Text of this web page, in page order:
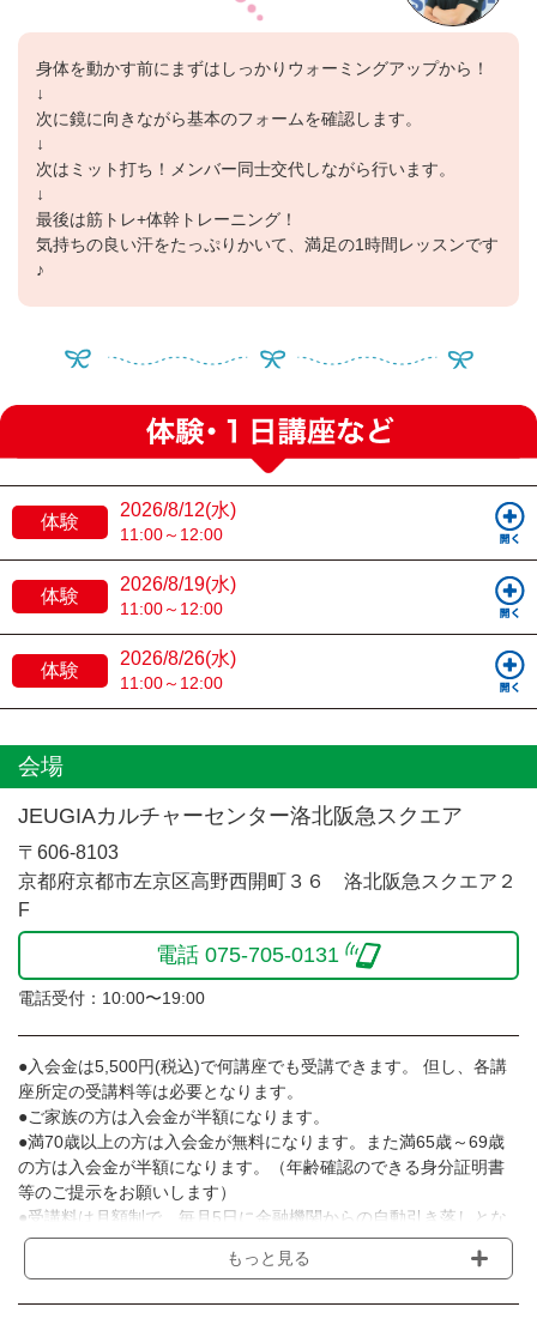
身体を動かす前にまずはしっかりウォーミングアップから！
↓
次に鏡に向きながら基本のフォームを確認します。
↓
次はミット打ち！メンバー同士交代しながら行います。
↓
最後は筋トレ+体幹トレーニング！
気持ちの良い汗をたっぷりかいて、満足の1時間レッスンです
♪
体験
2026/8/12(水)
11:00～12:00
体験
2026/8/19(水)
11:00～12:00
体験
2026/8/26(水)
11:00～12:00
会場
JEUGIAカルチャーセンター洛北阪急スクエア
〒606-8103
京都府京都市左京区高野西開町３６ 洛北阪急スクエア２
F
電話 075-705-0131
電話受付：10:00〜19:00
●入会金は5,500円(税込)で何講座でも受講できます。 但し、各講
座所定の受講料等は必要となります。
●ご家族の方は入会金が半額になります。
●満70歳以上の方は入会金が無料になります。また満65歳～69歳
の方は入会金が半額になります。（年齢確認のできる身分証明書
等のご提示をお願いします）
●受講料は月額制で、毎月5日に金融機関からの自動引き落しとな
ります。
※講座によってはお支払い方法が異なる場合がありますのでご確認
もっと見る